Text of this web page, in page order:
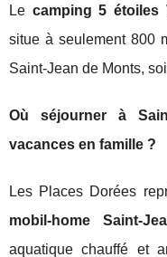
Le camping 5 étoiles
situe à seulement 800
Saint-Jean de Monts,
Où séjourner à
vacances en famille ?
Les Places Dorées
mobil-home Saint-
aquatique chauffé et